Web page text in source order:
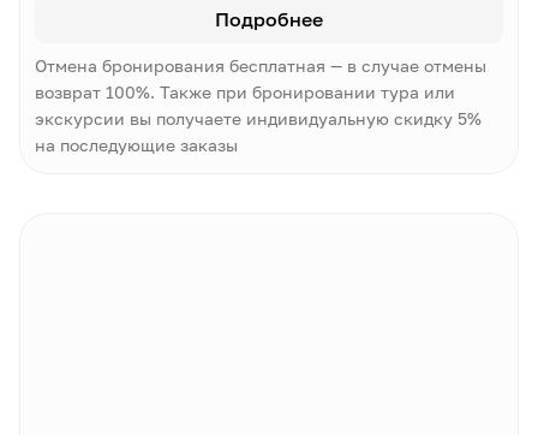
Подробнее
Отмена бронирования бесплатная — в случае отмены
возврат 100%. Также при бронировании тура или
экскурсии вы получаете индивидуальную скидку 5%
на последующие заказы